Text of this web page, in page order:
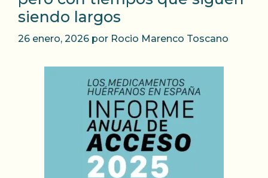
siendo largos
26 enero, 2026 por Rocio Marenco Toscano